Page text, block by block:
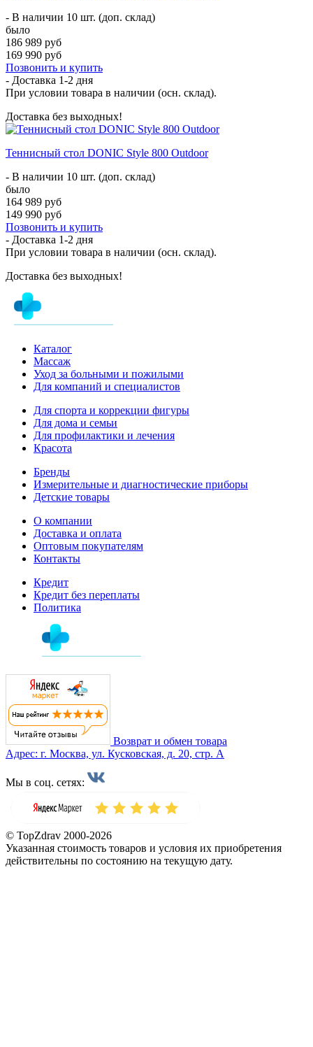
- В наличии 10 шт. (доп. склад)
было
186 989 руб
169 990 руб
Позвонить и купить
- Доставка 1-2 дня
При условии товара в наличии (осн. склад).
Доставка без выходных!
Теннисный стол DONIC Style 800 Outdoor
- В наличии 10 шт. (доп. склад)
было
164 989 руб
149 990 руб
Позвонить и купить
- Доставка 1-2 дня
При условии товара в наличии (осн. склад).
Доставка без выходных!
Каталог
Массаж
Уход за больными и пожилыми
Для компаний и специалистов
Для спорта и коррекции фигуры
Для дома и семьи
Для профилактики и лечения
Красота
Бренды
Измерительные и диагностические приборы
Детские товары
О компании
Доставка и оплата
Оптовым покупателям
Контакты
Кредит
Кредит без переплаты
Политика
Возврат и обмен товара
Адрес: г. Москва, ул. Кусковская, д. 20, стр. А
Мы в соц. сетях:
© TopZdrav 2000-2026
Указанная стоимость товаров и условия их приобретения
действительны по состоянию на текущую дату.